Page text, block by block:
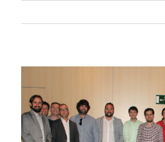
Larger
Image